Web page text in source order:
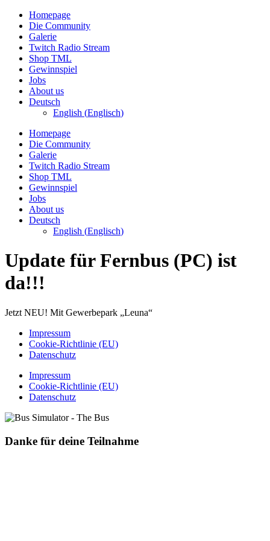
Zum
Inhalt
wechseln
Homepage
Die Community
Galerie
Twitch Radio Stream
Shop TML
Gewinnspiel
Jobs
About us
Deutsch
English (Englisch)
Homepage
Die Community
Galerie
Twitch Radio Stream
Shop TML
Gewinnspiel
Jobs
About us
Deutsch
English (Englisch)
Update für Fernbus (PC) ist
da!!!
Jetzt NEU! Mit Gewerbepark „Leuna“
Impressum
Cookie-Richtlinie (EU)
Datenschutz
Impressum
Cookie-Richtlinie (EU)
Datenschutz
Danke für deine Teilnahme